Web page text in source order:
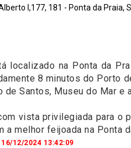
I,177, 181 - Ponta da Praia,
localizado na Ponta da
8 minutos do Porto
de Santos, Museu do Mar
vista privilegiada para o
a melhor feijoada na Ponta
12/2024 13:42:09